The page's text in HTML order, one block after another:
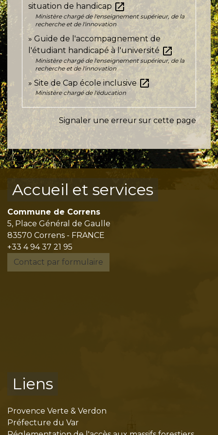
situation de handicap open_in_new
Ministère chargé de l'enseignement supérieur, de la
recherche et de l'innovation
Guide de l'accompagnement de
l'étudiant handicapé à l'université open_in_new
Ministère chargé de l'enseignement supérieur, de la
recherche et de l'innovation
Site de Cap école inclusive open_in_new
Ministère chargé de l'éducation
Signaler une erreur sur cette page
Accueil et services
Commune de Correns
5, Place Général de Gaulle
83570 Correns - FRANCE
+33 4 94 37 21 95
Contact par formulaire
Liens
Provence Verte & Verdon
Préfecture du Var